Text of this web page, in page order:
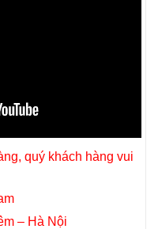
quý khách hàng vui
– Hà Nội